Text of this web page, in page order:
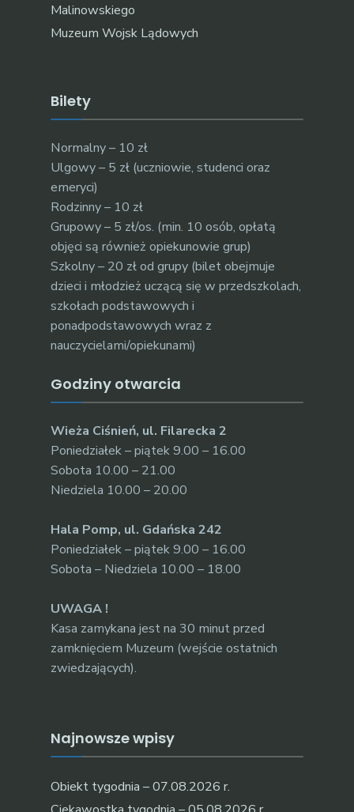
Malinowskiego
Muzeum Wojsk Lądowych
Bilety
Normalny – 10 zł
Ulgowy – 5 zł (uczniowie, studenci oraz
emeryci)
Rodzinny – 10 zł
Grupowy – 5 zł/os. (min. 10 osób, opłatą
objęci są również opiekunowie grup)
Szkolny – 20 zł od grupy (bilet obejmuje
dzieci i młodzież uczącą się w przedszkolach,
szkołach podstawowych i
ponadpodstawowych wraz z
nauczycielami/opiekunami)
Godziny otwarcia
Wieża Ciśnień, ul. Filarecka 2
Poniedziałek – piątek 9.00 – 16.00
Sobota 10.00 – 21.00
Niedziela 10.00 – 20.00
Hala Pomp, ul. Gdańska 242
Poniedziałek – piątek 9.00 – 16.00
Sobota – Niedziela 10.00 – 18.00
UWAGA !
Kasa zamykana jest na 30 minut przed
zamknięciem Muzeum (wejście ostatnich
zwiedzających).
Najnowsze wpisy
Obiekt tygodnia – 07.08.2026 r.